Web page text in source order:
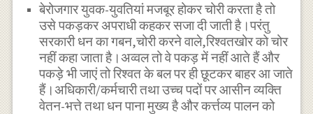
बेरोजगार युवक-युवतियां मजबूर होकर चोरी करता है तो
उसे पकड़कर अपराधी कहकर सजा दी जाती है।परंतु
सरकारी धन का गबन,चोरी करने वाले,रिश्वतखोर को चोर
नहीं कहा जाता है।अव्वल तो वे पकड़ में नहीं आते हैं और
पकड़े भी जाएं तो रिश्वत के बल पर ही छूटकर बाहर आ जाते
हैं।अधिकारी/कर्मचारी तथा उच्च पदों पर आसीन व्यक्ति
वेतन-भत्ते तथा धन पाना मुख्य है और कर्त्तव्य पालन को